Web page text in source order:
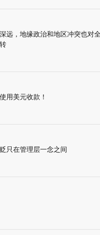
远，地缘政治和地区冲突也对
用美元收款！
只在管理层一念之间